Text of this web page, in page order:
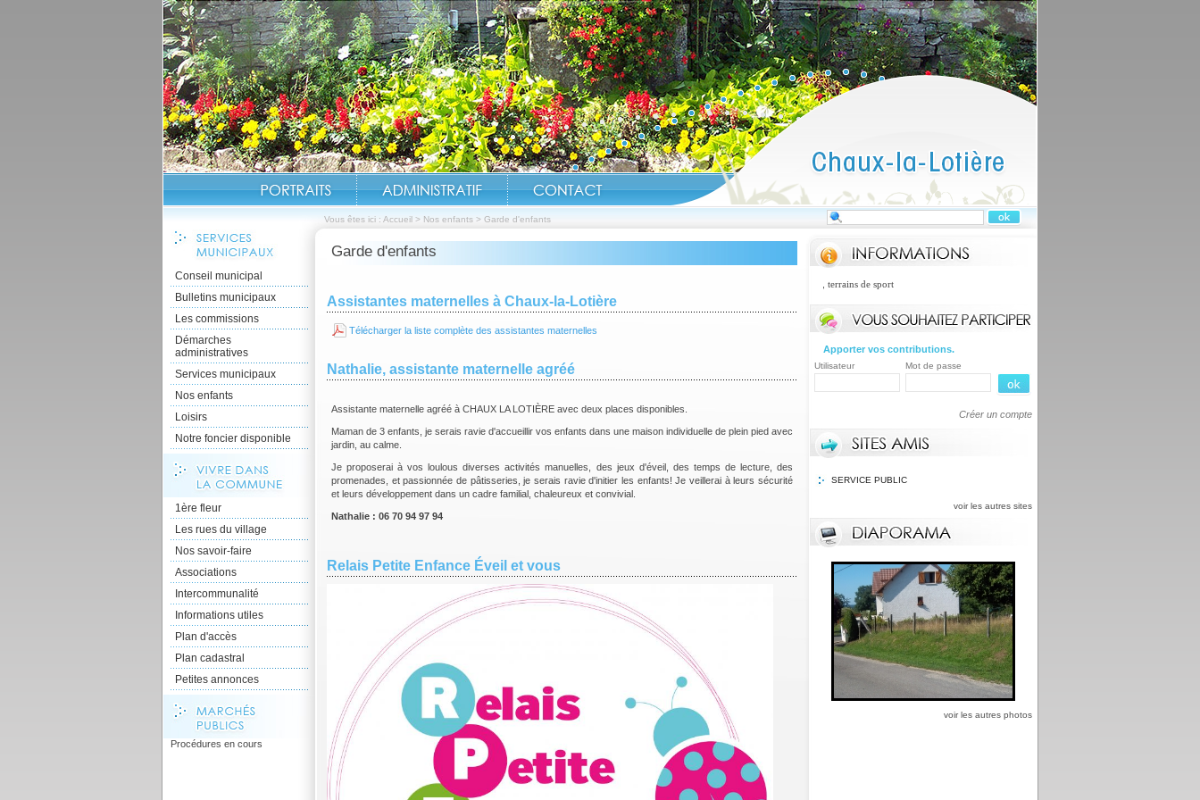
Vous êtes ici : Accueil > Nos enfants > Garde d'enfants
Conseil municipal
Bulletins municipaux
Les commissions
Démarches
administratives
Services municipaux
Nos enfants
Loisirs
Notre foncier disponible
1ère fleur
Les rues du village
Nos savoir-faire
Associations
Intercommunalité
Informations utiles
Plan d'accès
Plan cadastral
Petites annonces
Procédures en cours
Garde d'enfants
Assistantes maternelles à Chaux-la-Lotière
Télécharger la liste complète des assistantes maternelles
Nathalie, assistante maternelle agréé
Assistante maternelle agréé à CHAUX LA LOTIÈRE avec deux places disponibles.
Maman de 3 enfants, je serais ravie d'accueillir vos enfants dans une maison individuelle de plein pied avec
jardin, au calme.
Je proposerai à vos loulous diverses activités manuelles, des jeux d'éveil, des temps de lecture, des
promenades, et passionnée de pâtisseries, je serais ravie d'initier les enfants! Je veillerai à leurs sécurité
et leurs développement dans un cadre familial, chaleureux et convivial.
Nathalie : 06 70 94 97 94
Relais Petite Enfance Éveil et vous
Réouverture Étangs, terrains de sport
Apporter vos contributions.
Utilisateur Mot de passe
Créer un compte
SERVICE PUBLIC
voir les autres sites
voir les autres photos